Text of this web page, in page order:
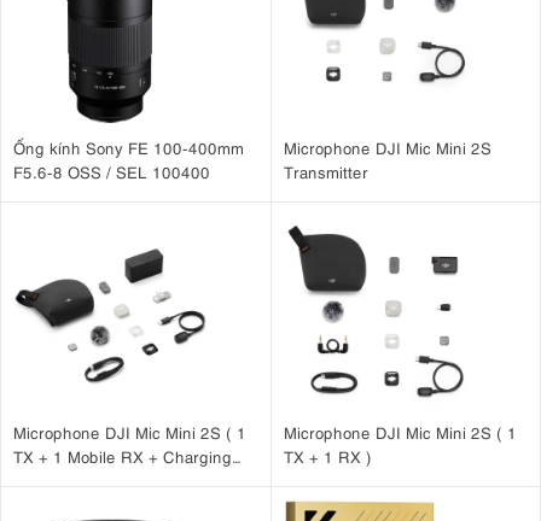
Ống kính Sony FE 100-400mm
F5.6-8 OSS / SEL 100400
Microphone DJI Mic Mini 2S
Transmitter
Microphone DJI Mic Mini 2S ( 1
TX + 1 Mobile RX + Charging
Microphone DJI Mic Mini 2S ( 1
TX + 1 RX )